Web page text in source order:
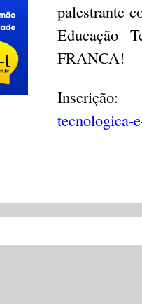
palestrante
Educação
FRANCA!
tecnologica-